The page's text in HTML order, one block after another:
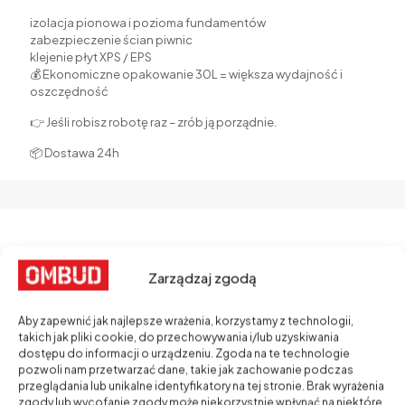
Zarządzaj zgodą
Aby zapewnić jak najlepsze wrażenia, korzystamy z technologii,
takich jak pliki cookie, do przechowywania i/lub uzyskiwania
dostępu do informacji o urządzeniu. Zgoda na te technologie
pozwoli nam przetwarzać dane, takie jak zachowanie podczas
przeglądania lub unikalne identyfikatory na tej stronie. Brak wyrażenia
izolacja pionowa i pozioma fundamentów
zabezpieczenie ścian piwnic
klejenie płyt XPS / EPS
💰 Ekonomiczne opakowanie 30L = większa wydajność i
oszczędność
👉 Jeśli robisz robotę raz – zrób ją porządnie.
📦 Dostawa 24h
Z nami budowa staje się prostsza - nasza hurtownia to
miejsce, gdzie znajdziesz wszystko, czego potrzebujesz
do realizacji swoich projektów budowlanych!